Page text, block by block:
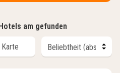
am gefunden
Karte